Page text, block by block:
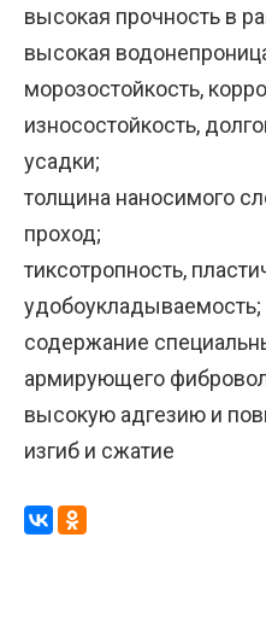
высокая прочность в
высокая
морозостойкость,
износостойкость,
усадки;
толщина наносимого
проход;
тиксотропность,
удобоукладываемость;
содержание
армирующего
высокую адгезию и
изгиб и сжатие